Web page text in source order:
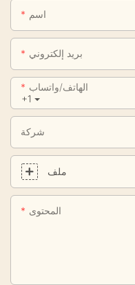
اسم
بريد إلكتروني
+1
الهاتف/واتساب
شركة
ملف
المحتوى